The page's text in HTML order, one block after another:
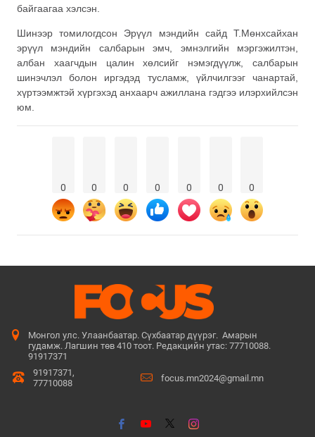
байгаагаа хэлсэн.
Шинээр томилогдсон Эрүүл мэндийн сайд Т.Мөнхсайхан
эрүүл мэндийн салбарын эмч, эмнэлгийн мэргэжилтэн,
албан хаагчдын цалин хөлсийг нэмэгдүүлж, салбарын
шинэчлэл болон иргэдэд тусламж, үйлчилгээг чанартай,
хүртээмжтэй хүргэхэд анхаарч ажиллана гэдгээ илэрхийлсэн
юм.
0 0 0 0 0 0 0
Монгол улс. Улаанбаатар. Сүхбаатар дүүрэг. Амарын
гудамж. Лагшин төв 410 тоот. Редакцийн утас: 77710088.
91917371
91917371,
77710088
focus.mn2024@gmail.mn